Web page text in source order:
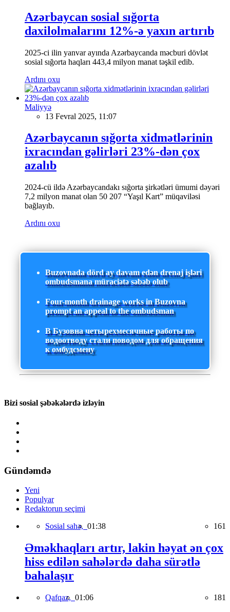
Azərbaycan sosial sığorta
daxilolmalarını 12%-ə yaxın artırıb
2025-ci ilin yanvar ayında Azərbaycanda məcburi dövlət
sosial sığorta haqları 443,4 milyon manat təşkil edib.
Ardını oxu
Maliyyə
13 Fevral 2025, 11:07
Azərbaycanın sığorta xidmətlərinin
ixracından gəlirləri 23%-dən çox
azalıb
2024-cü ildə Azərbaycandakı sığorta şirkətləri ümumi dəyəri
7,2 milyon manat olan 50 207 “Yaşıl Kart” müqaviləsi
bağlayıb.
Ardını oxu
Buzovnada dörd ay davam edən drenaj işləri
ombudsmana müraciətə səbəb olub
Four-month drainage works in Buzovna
prompt an appeal to the ombudsman
В Бузовна четырехмесячные работы по
водоотводу стали поводом для обращения
к омбудсмену
Bizi sosial şəbəkələrdə izləyin
Gündəmdə
Yeni
Populyar
Redaktorun seçimi
Sosial sahə, 01:38 161
Əməkhaqları artır, lakin həyat ən çox
hiss edilən sahələrdə daha sürətlə
bahalaşır
Qafqaz, 01:06 181